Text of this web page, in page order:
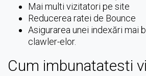
Mai multi vizitatori pe site
Reducerea ratei de Bounce
Asigurarea unei indexări mai
clawler-elor.
Cum imbunatatesti